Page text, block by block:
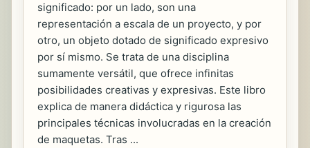
significado: por un lado, son una
representación a escala de un proyecto, y por
otro, un objeto dotado de significado expresivo
por sí mismo. Se trata de una disciplina
sumamente versátil, que ofrece infinitas
posibilidades creativas y expresivas. Este libro
explica de manera didáctica y rigurosa las
principales técnicas involucradas en la creación
de maquetas. Tras ...